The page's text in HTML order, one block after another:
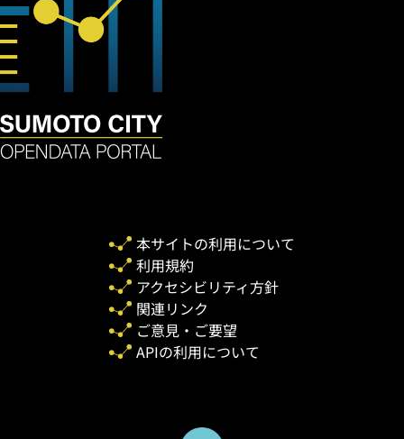
本サイトの利用について
利用規約
アクセシビリティ方針
関連リンク
ご意見・ご要望
APIの利用について